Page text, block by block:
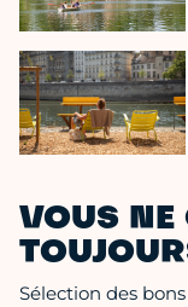
VOUS NE
Sélection des